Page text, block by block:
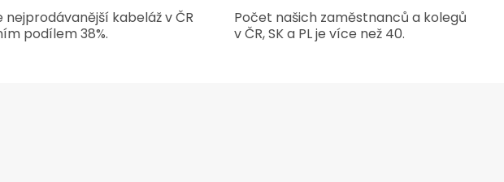
nejprodávanější kabeláž v ČR
podílem 38%.
Počet našich zaměstnanců a kolegů
v ČR, SK a PL je více než 40.